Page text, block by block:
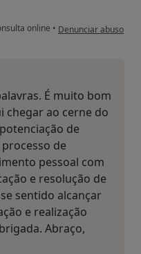
online • na opinião do
Denunciar abuso
É muito bom
chegar ao cerne do
de
de
pessoal com
e resolução de
sentido alcançar
e realização
Abraço,